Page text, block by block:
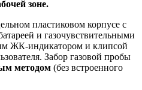
зоне.
пластиковом корпусе с
и газочувствительными
ЖК-индикатором и клипсой
Забор газовой пробы
методом (без встроенного